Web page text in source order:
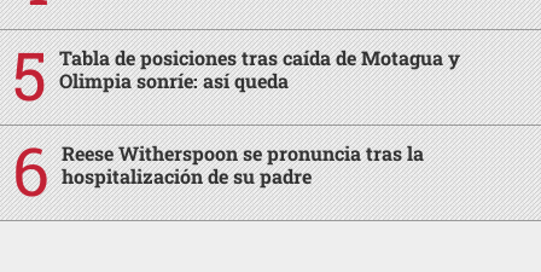
Tabla de posiciones tras caída de Motagua y
Olimpia sonríe: así queda
Reese Witherspoon se pronuncia tras la
hospitalización de su padre